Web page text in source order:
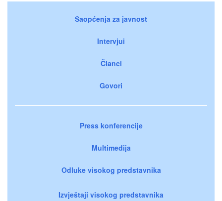
Saopćenja za javnost
Intervjui
Članci
Govori
Press konferencije
Multimedija
Odluke visokog predstavnika
Izvještaji visokog predstavnika